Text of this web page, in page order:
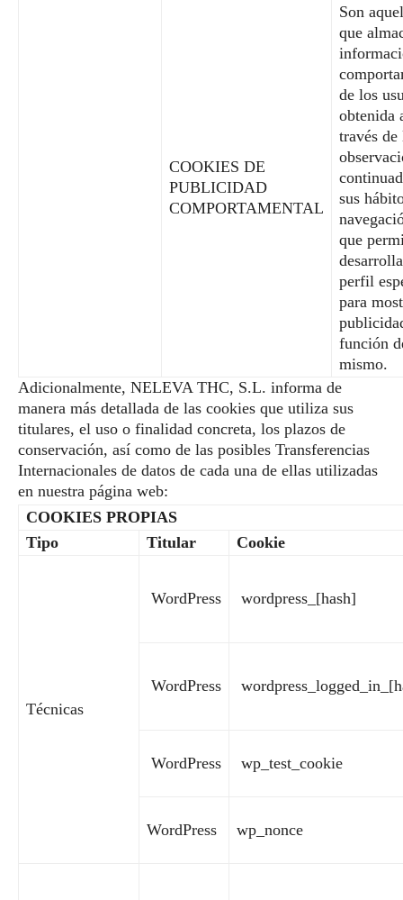
COOKIES DE
PUBLICIDAD
COMPORTAMENTAL
Son
que
de los
obtenida
través de
sus
que
perfil
para
función
mismo.
Adicionalmente, NELEVA THC, S.L. informa de
manera más detallada de las cookies que utiliza sus
titulares, el uso o finalidad concreta, los plazos de
conservación, así como de las posibles Transferencias
Internacionales de datos de cada una de ellas utilizadas
en nuestra página web:
COOKIES PROPIAS
Tipo
Titular Cookie
Técnicas
WordPress wordpress_[hash]
WordPress
WordPress wp_test_cookie
WordPress wp_nonce